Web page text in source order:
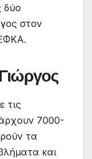
δύο
στον
τις
7000-
τα
και